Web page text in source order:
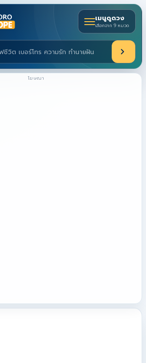
ทความ
เมนูดูดวง
เลือกจาก 9 หมวด
โฆษณา